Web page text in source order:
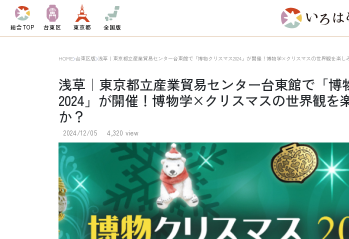
総合TOP 台東区 東京都 全国版
HOME 台東区版 浅草｜東京都立産業貿易センター台東館で「博物クリスマス2024」が開催！博物学×クリスマスの世界観を楽し
浅草｜東京都立産業貿易センター台東館で「博
2024」が開催！博物学×クリスマスの世界観を
か？
2024/12/05 4,320 view